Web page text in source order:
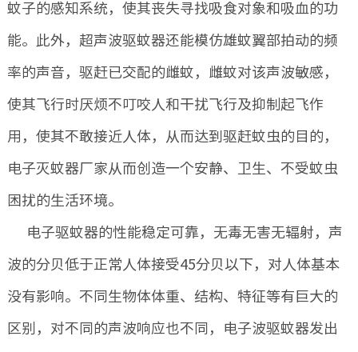
蚊子的感知系统，使其丧失寻找吸食对象和吸血的功
能。此外，超声波驱蚊器还能模仿雄蚊翼部拍动的频
率的声音，驱赶已交配的雌蚊，雌蚊对该声波敏感，
使其飞行时厌烦不叮咬人和干扰飞行及抑制起飞作
用，使其不敢接近人体，从而达到驱赶蚊虫的目的，
电子灭蚊器厂家从而创造一个安静、卫生、不受蚊虫
困扰的生活环境。
电子驱蚊器的性能稳定可靠，无毒无害无辐射，声
波的分贝低于正常人体接受45分贝以下，对人体基本
没有影响。不同生物体体重、结构、特征等有巨大的
区别，对不同的声波响应也不同，电子波驱蚊器发出